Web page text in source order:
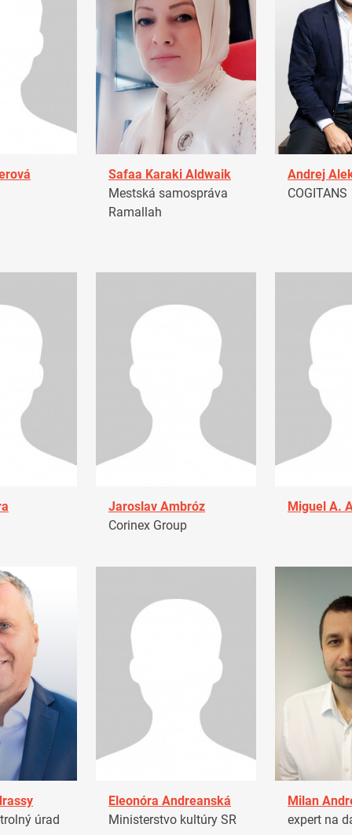
Safaa Karaki Aldwaik
Mestská samospráva
Ramallah
Andrej
COGITANS
Jaroslav Ambróz
Corinex Group
Miguel A.
úrad
Eleonóra Andreanská
Ministerstvo kultúry SR
Milan
expert na